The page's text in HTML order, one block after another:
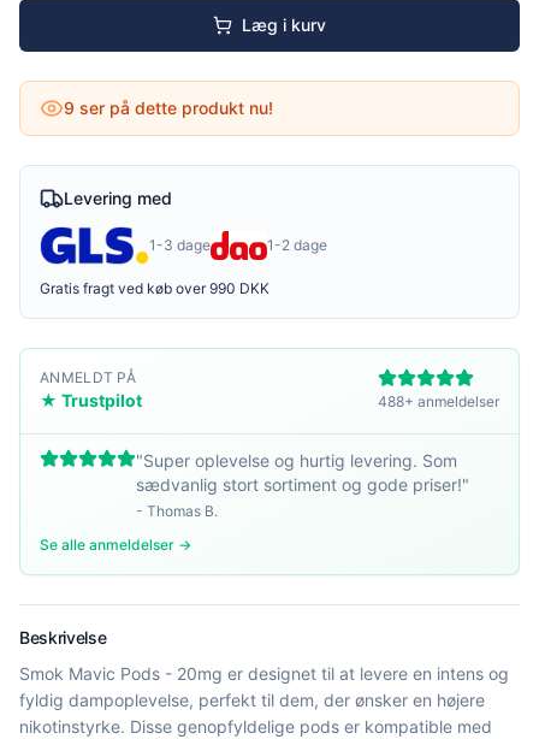
Læg i kurv
9 ser på dette produkt nu!
Levering med
1-3 dage 1-2 dage
Gratis fragt ved køb over 990 DKK
ANMELDT PÅ
★ Trustpilot 488+ anmeldelser
"Super oplevelse og hurtig levering. Som
sædvanlig stort sortiment og gode priser!"
- Thomas B.
Se alle anmeldelser →
Beskrivelse
Smok Mavic Pods - 20mg er designet til at levere en intens og
fyldig dampoplevelse, perfekt til dem, der ønsker en højere
nikotinstyrke. Disse genopfyldelige pods er kompatible med